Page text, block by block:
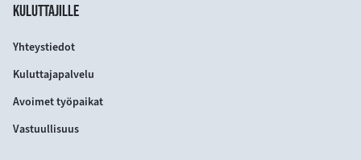
KULUTTAJILLE
Yhteystiedot
Kuluttajapalvelu
Avoimet työpaikat
Vastuullisuus